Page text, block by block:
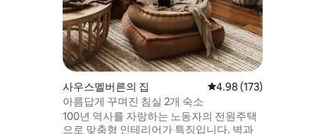
사우스멜버른의 집 평점 4.98점(5점 만점),
4.98 (173)
아름답게 꾸며진 침실 2개 숙소
100년 역사를 자랑하는 노동자의 전원주택
으로 맞춤형 인테리어가 특징입니다. 벽과